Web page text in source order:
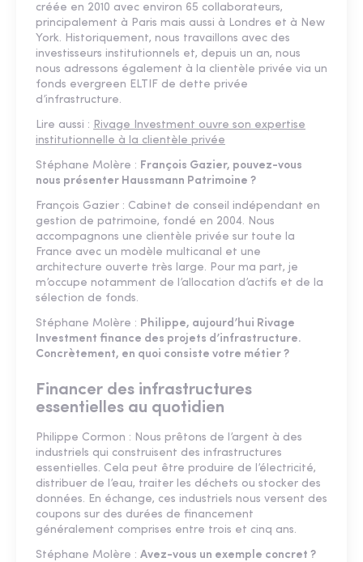
créée en 2010 avec environ 65 collaborateurs,
principalement à Paris mais aussi à Londres et à New
York. Historiquement, nous travaillons avec des
investisseurs institutionnels et, depuis un an, nous
nous adressons également à la clientèle privée via un
fonds evergreen ELTIF de dette privée
d’infrastructure.
Lire aussi : Rivage Investment ouvre son expertise
institutionnelle à la clientèle privée
Stéphane Molère : François Gazier, pouvez-vous
nous présenter Haussmann Patrimoine ?
François Gazier : Cabinet de conseil indépendant en
gestion de patrimoine, fondé en 2004. Nous
accompagnons une clientèle privée sur toute la
France avec un modèle multicanal et une
architecture ouverte très large. Pour ma part, je
m’occupe notamment de l’allocation d’actifs et de la
sélection de fonds.
Stéphane Molère : Philippe, aujourd’hui Rivage
Investment finance des projets d’infrastructure.
Concrètement, en quoi consiste votre métier ?
Financer des infrastructures
essentielles au quotidien
Philippe Cormon : Nous prêtons de l’argent à des
industriels qui construisent des infrastructures
essentielles. Cela peut être produire de l’électricité,
distribuer de l’eau, traiter les déchets ou stocker des
données. En échange, ces industriels nous versent des
coupons sur des durées de financement
généralement comprises entre trois et cinq ans.
Stéphane Molère : Avez-vous un exemple concret ?